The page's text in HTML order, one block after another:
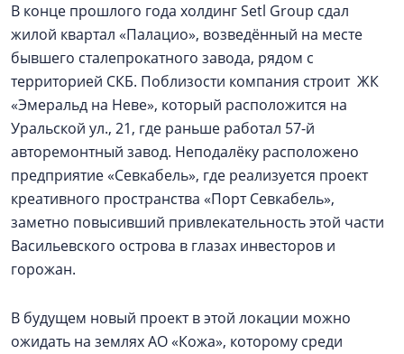
В конце прошлого года холдинг Setl Group сдал
жилой квартал «Палацио», возведённый на месте
бывшего сталепрокатного завода, рядом с
территорией СКБ. Поблизости компания строит ЖК
«Эмеральд на Неве», который расположится на
Уральской ул., 21, где раньше работал 57-й
авторемонтный завод. Неподалёку расположено
предприятие «Севкабель», где реализуется проект
креативного пространства «Порт Севкабель»,
заметно повысивший привлекательность этой части
Васильевского острова в глазах инвесторов и
горожан.
В будущем новый проект в этой локации можно
ожидать на землях АО «Кожа», которому среди